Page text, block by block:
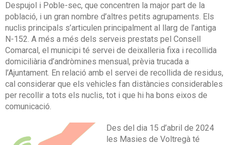
Despujol i Poble-sec, que concentren la major part de la
població, i un gran nombre d’altres petits agrupaments. Els
nuclis principals s’articulen principalment al llarg de l’antiga
N-152. A més a més dels serveis prestats pel Consell
Comarcal, el municipi té servei de deixalleria fixa i recollida
domiciliària d’andròmines mensual, prèvia trucada a
l’Ajuntament. En relació amb el servei de recollida de residus,
cal considerar que els vehicles fan distàncies considerables
per recollir a tots els nuclis, tot i que hi ha bons eixos de
comunicació.
Des del dia 15 d’abril de 2024
les Masies de Voltregà té